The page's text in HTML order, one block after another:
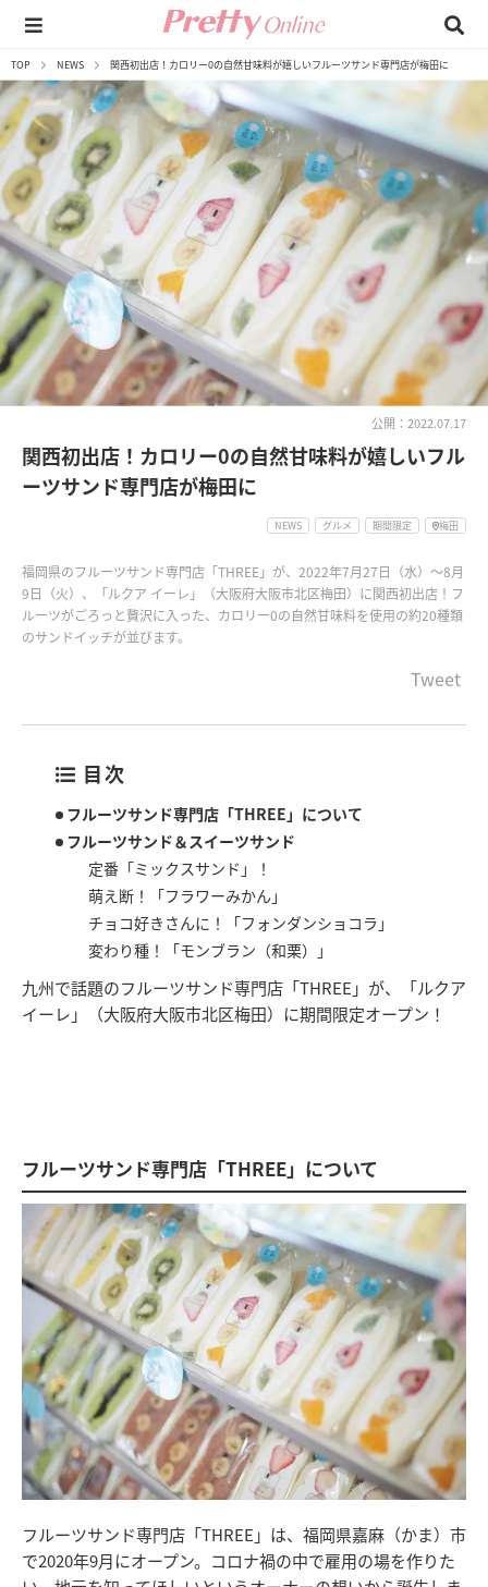
TOP NEWS 関西初出店！カロリー0の自然甘味料が嬉しいフルーツサンド専門店が梅田に
公開：2022.07.17
関西初出店！カロリー0の自然甘味料が嬉しいフル
ーツサンド専門店が梅田に
NEWS グルメ 期間限定 梅田
福岡県のフルーツサンド専門店「THREE」が、2022年7月27日（水）～8月
9日（火）、「ルクア イーレ」（大阪府大阪市北区梅田）に関西初出店！フ
ルーツがごろっと贅沢に入った、カロリー0の自然甘味料を使用の約20種類
のサンドイッチが並びます。
Tweet
目次
フルーツサンド専門店「THREE」について
フルーツサンド＆スイーツサンド
定番「ミックスサンド」！
萌え断！「フラワーみかん」
チョコ好きさんに！「フォンダンショコラ」
変わり種！「モンブラン（和栗）」
九州で話題のフルーツサンド専門店「THREE」が、「ルクア
イーレ」（大阪府大阪市北区梅田）に期間限定オープン！
フルーツサンド専門店「THREE」について
フルーツサンド専門店「THREE」は、福岡県嘉麻（かま）市
で2020年9月にオープン。コロナ禍の中で雇用の場を作りた